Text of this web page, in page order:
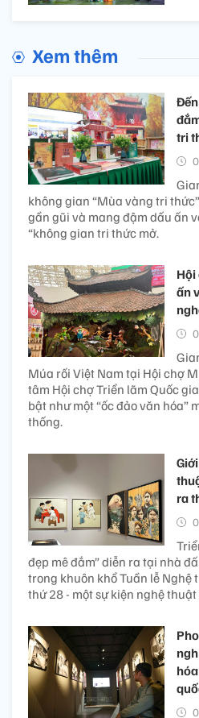
Xem thêm
tri
không gian “Mùa vàng tri
gần gũi và mang đậm dấu ấn
“không gian tri thức mở.
Hội
ấn
Múa rối Việt Nam tại Hội chợ
tâm Hội chợ Triển lãm Quốc
bật như một “ốc đảo văn hóa”
thống.
ra
đẹp mê đắm” diễn ra tại nhà
trong khuôn khổ Tuần lễ Nghệ
thứ 28 - một sự kiện nghệ